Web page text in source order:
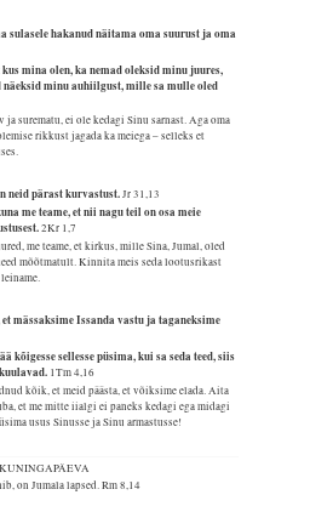
sulasele hakanud näitama oma suurust ja oma
mina olen, ka nemad oleksid minu juures,
näeksid minu auhiilgust, mille sa mulle oled
ja surematu, ei ole kedagi Sinu sarnast. Aga oma
rikkust jagada ka meiega – selleks et
neid pärast kurvastust.Jr 31,13
me teame, et nii nagu teil on osa meie
2Kr 1,7
me teame, et kirkus, mille Sina, Jumal, oled
mõõtmatult. Kinnita meis seda lootusrikast
mässaksime Issanda vastu ja taganeksime
kõigesse sellesse püsima, kui sa seda teed, siis
1Tm 4,16
kõik, et meid päästa, et võiksime elada. Aita
et me mitte iialgi ei paneks kedagi ega midagi
usus Sinusse ja Sinu armastusse!
on Jumala lapsed.Rm 8,14